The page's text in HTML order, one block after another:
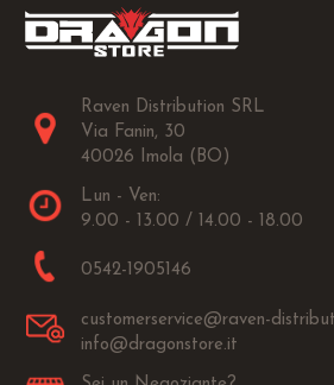
Raven Distribution SRL
Via Fanin, 30
40026 Imola (BO)
Lun - Ven:
9.00 - 13.00 / 14.00 - 18.00
0542-1905146
customerservice@raven-
info@dragonstore.it